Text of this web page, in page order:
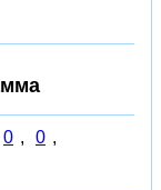
0 , 0 ,